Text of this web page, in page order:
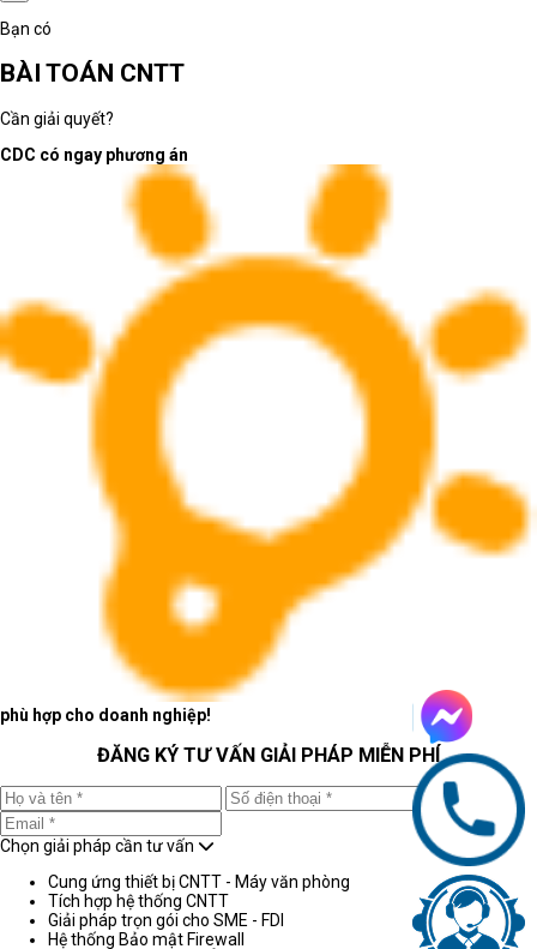
đã nhận được sự chú ý và đánh giá cao từ nhiều doanh nghiệp, máy
scan A4 Avision đem tới nhiều tiện ích với chất lượng bản quét cực
sắc nét, chi tiết, màu sắc trung thực, rực rõ, tốc độ quét cao, khả
năng kết nối đa dạng và tính năng chuyển đổi tài liệu giấy thành tài
liệu điện tử tự động, giúp các doanh nghiệp tối ưu được thời gian và
nâng cao hiệu suất quét tài liệu của mình.
Bạn có
BÀI TOÁN CNTT
Cần giải quyết?
CDC có ngay phương án
phù hợp cho doanh nghiệp!
ĐĂNG KÝ TƯ VẤN GIẢI PHÁP MIỄN PHÍ
Chọn giải pháp cần tư vấn
Cung ứng thiết bị CNTT - Máy văn phòng
Tích hợp hệ thống CNTT
Giải pháp trọn gói cho SME - FDI
Hệ thống Bảo mật Firewall